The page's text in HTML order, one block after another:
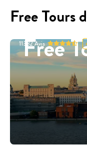
Free Tours
Free
11332Avis